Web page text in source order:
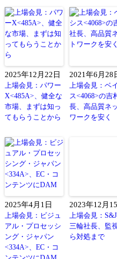
2025年12月22日
上場会見：パワー
X<485A>、健全な
市場、まずは知っ
てもらうことから
2021年6月28
上場会見：ベ
ス<4068>の吉
長、高品質ネ
ワークを安く
2025年4月1日
上場会見：ビジュ
アル・プロセッシ
ング・ジャパン
<334A>、EC・コ
2023年12月
上場会見：
三輪社長、監
ら対処まで